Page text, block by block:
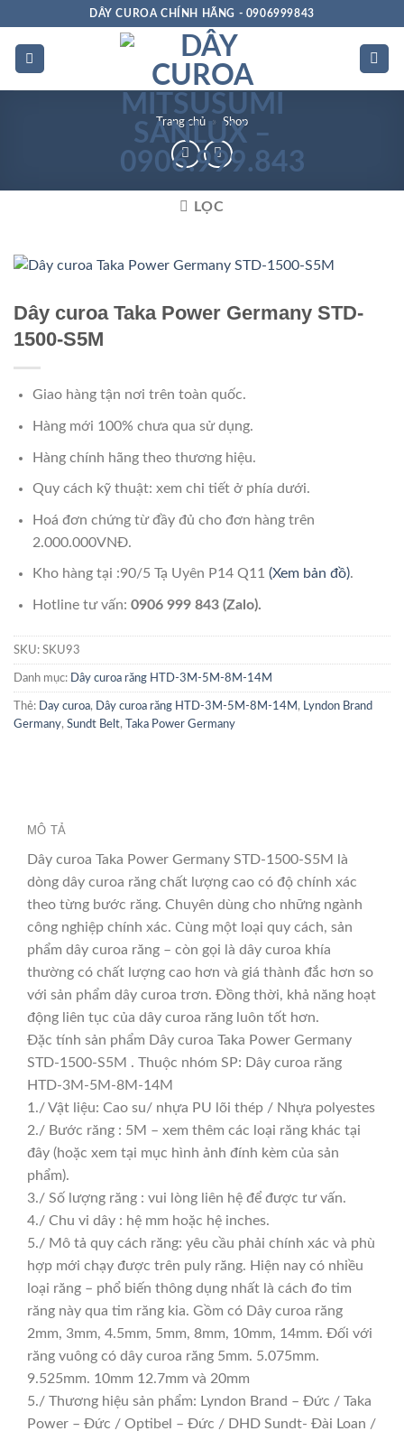
dung
DÂY CUROA CHÍNH HÃNG - 0906999843
Trang chủ » Shop
LỌC
Dây curoa Taka Power Germany STD-
1500-S5M
Giao hàng tận nơi trên toàn quốc.
Hàng mới 100% chưa qua sử dụng.
Hàng chính hãng theo thương hiệu.
Quy cách kỹ thuật: xem chi tiết ở phía dưới.
Hoá đơn chứng từ đầy đủ cho đơn hàng trên
2.000.000VNĐ.
Kho hàng tại :90/5 Tạ Uyên P14 Q11 (Xem bản đồ).
Hotline tư vấn: 0906 999 843 (Zalo).
SKU: SKU93
Danh mục: Dây curoa răng HTD-3M-5M-8M-14M
Thẻ: Day curoa, Dây curoa răng HTD-3M-5M-8M-14M ,
Lyndon Brand
Germany, Sundt Belt, Taka Power Germany
MÔ TẢ
Dây curoa Taka Power Germany STD-1500-S5M là
dòng dây curoa răng chất lượng cao có độ chính xác
theo từng bước răng. Chuyên dùng cho những ngành
công nghiệp chính xác. Cùng một loại quy cách, sản
phẩm dây curoa răng – còn gọi là dây curoa khía
thường có chất lượng cao hơn và giá thành đắc hơn so
với sản phẩm dây curoa trơn. Đồng thời, khả năng hoạt
động liên tục của dây curoa răng luôn tốt hơn.
Đặc tính sản phẩm Dây curoa Taka Power Germany
STD-1500-S5M . Thuộc nhóm SP: Dây curoa răng
HTD-3M-5M-8M-14M
1./ Vật liệu: Cao su/ nhựa PU lõi thép / Nhựa polyestes
2./ Bước răng : 5M – xem thêm các loại răng khác tại
đây (hoặc xem tại mục hình ảnh đính kèm của sản
phẩm).
3./ Số lượng răng : vui lòng liên hệ để được tư vấn.
4./ Chu vi dây : hệ mm hoặc hệ inches.
5./ Mô tả quy cách răng: yêu cầu phải chính xác và phù
hợp mới chạy được trên puly răng. Hiện nay có nhiều
loại răng – phổ biến thông dụng nhất là cách đo tim
răng này qua tim răng kia. Gồm có Dây curoa răng
2mm, 3mm, 4.5mm, 5mm, 8mm, 10mm, 14mm. Đối với
răng vuông có dây curoa răng 5mm. 5.075mm.
9.525mm. 10mm 12.7mm và 20mm
5./ Thương hiệu sản phẩm: Lyndon Brand – Đức / Taka
Power – Đức / Optibel – Đức / DHD Sundt- Đài Loan /